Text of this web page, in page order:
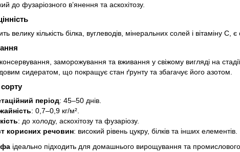
до фузаріозного в’янення та аскохітозу.
велику кількість білка, вуглеводів, мінеральних солей і вітаміну
заморожування та вживання у свіжому вигляді на стадії
сидератом, що покращує стан ґрунту та збагачує його азотом.
період: 45–50 днів.
: 0,7–0,9 кг/м².
: до холоду, аскохітозу та фузаріозу.
корисних речовин: високий рівень цукру, білків та інших елементів.
ідеально підходить для домашнього вирощування та промислового